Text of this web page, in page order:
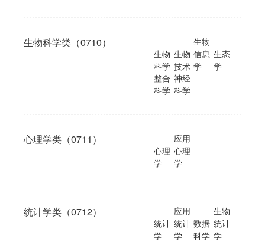
生物科学类（0710）
生物
科学
生物
技术
生物
信息
学
生态
学
整合
科学
神经
科学
心理学类（0711）
心理
学
应用
心理
学
统计学类（0712）
统计
学
应用
统计
学
数据
科学
生物
统计
学